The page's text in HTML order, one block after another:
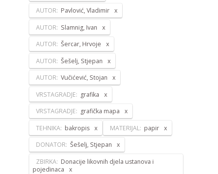
AUTOR: Pavlović, Vladimir
AUTOR: Slamnig, Ivan
AUTOR: Šercar, Hrvoje
AUTOR: Šešelj, Stjepan
AUTOR: Vučićević, Stojan
VRSTAGRADJE: grafika
VRSTAGRADJE: grafička mapa
TEHNIKA: bakropis MATERIJAL: papir
DONATOR: Šešelj, Stjepan
ZBIRKA: Donacije likovnih djela ustanova i
pojedinaca